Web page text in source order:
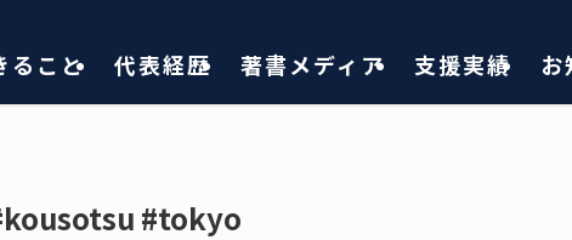
ること 代表経歴 著書メディア 支援実績 お
#tokyo